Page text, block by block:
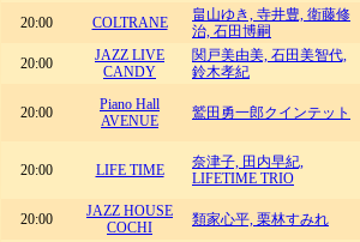
20:00
COLTRANE
畠山ゆき, 寺井豊, 衛藤修
治, 石田博嗣
20:00
JAZZ LIVE
CANDY
関戸美由美, 石田美智代,
鈴木孝紀
20:00
Piano Hall
AVENUE
鷲田勇一郎クインテット
20:00 LIFE TIME
奈津子, 田内早紀,
LIFETIME TRIO
20:00
JAZZ HOUSE
COCHI
類家心平, 栗林すみれ